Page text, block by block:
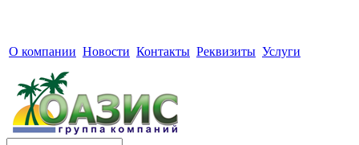
О компании Новости Контакты Реквизиты Услуги